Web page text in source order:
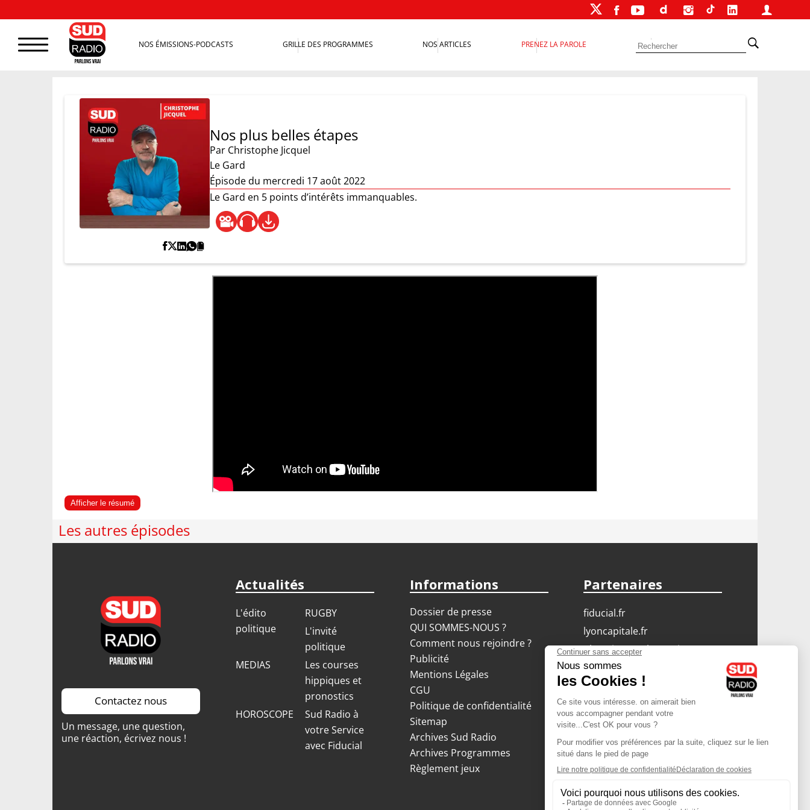
NOS ÉMISSIONS-PODCASTS GRILLE DES PROGRAMMES NOS ARTICLES PRENEZ LA PAROLE
Nos plus belles étapes
Par Christophe Jicquel
Le Gard
Épisode du mercredi 17 août 2022
Le Gard en 5 points d’intérêts immanquables.
Afficher le résumé
Les autres épisodes
Contactez nous
Un message, une question,
une réaction, écrivez nous !
Actualités
L'édito
politique
RUGBY
L'invité
politique
MEDIAS
Les courses
hippiques et
pronostics
HOROSCOPE
Sud Radio à
votre Service
avec Fiducial
Informations
Dossier de presse
QUI SOMMES-NOUS ?
Comment nous rejoindre ?
Publicité
Mentions Légales
CGU
Politique de confidentialité
Sitemap
Archives Sud Radio
Archives Programmes
Règlement jeux
Partenaires
fiducial.fr
lyoncapitale.fr
olympique-et-lyonnais.com
L'application Iphone
/ Android
Téléchargez l'application
Les cookies